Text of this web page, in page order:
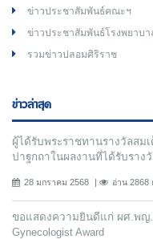
ข่าวประชาสัมพันธ์คณะฯ
ข่าวประชาสัมพันธ์โรงพยาบา
รวมข่าวปลอมศิริราช
ข่าวล่าสุด
ผู้ได้รับพระราชทานรางวัลสม
ปาฐกถาในผลงานที่ได้รับรา
28 มกราคม 2568 อ่าน 2868
ขอแสดงความยินดีแก่ ผศ.พญ.
Gynecologist Award